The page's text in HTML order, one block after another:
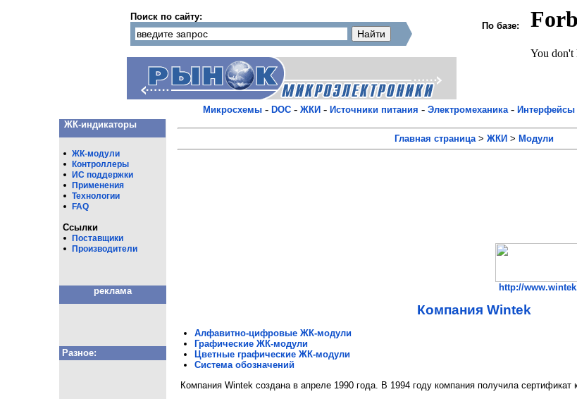
Поиск по сайту:
По базе:
Микросхемы - DOC - ЖКИ - Источники питания - Электромеханика - Интерфейсы
ЖК-индикаторы
ЖК-модули
Контроллеры
ИС поддержки
Применения
Технологии
FAQ
Ссылки
Поставщики
Производители
реклама
Разное:
Главная страница> ЖКИ > Модули
http://
Компания Wintek
Алфавитно-цифровые ЖК-модули
Графические ЖК-модули
Цветные графические ЖК-модули
Система обозначений
Компания Wintek создана в апреле 1990 года. В 1994 году компания получила сертификат